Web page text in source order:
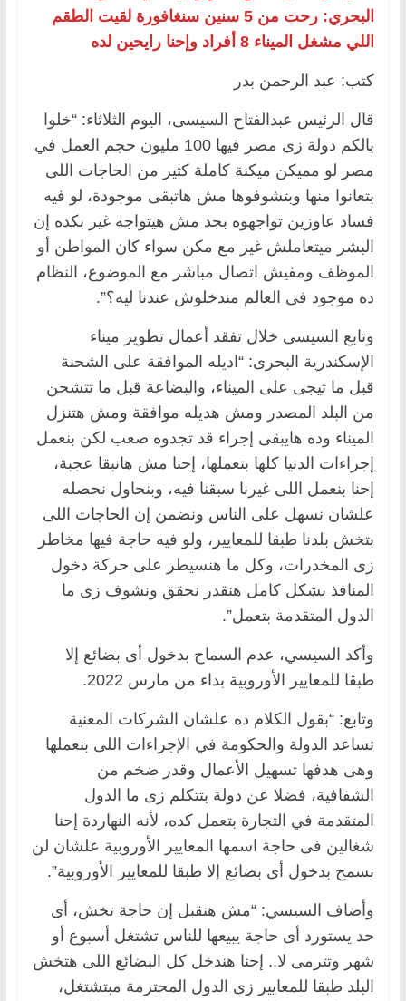
البحري: رحت من 5 سنين سنغافورة لقيت الطقم
اللي مشغل الميناء 8 أفراد وإحنا رايحين لده
كتب: عبد الرحمن بدر
قال الرئيس عبدالفتاح السيسى، اليوم الثلاثاء: “خلوا
بالكم دولة زى مصر فيها 100 مليون حجم العمل في
مصر لو مميكن ميكنة كاملة كتير من الحاجات اللى
بتعانوا منها وبتشوفوها مش هاتبقى موجودة، لو فيه
فساد عاوزين تواجهوه بجد مش هيتواجه غير بكده إن
البشر ميتعاملش غير مع مكن سواء كان المواطن أو
الموظف ومفيش اتصال مباشر مع الموضوع، النظام
ده موجود فى العالم مندخلوش عندنا ليه؟”.
وتابع السيسى خلال تفقد أعمال تطوير ميناء
الإسكندرية البحرى: “اديله الموافقة على الشحنة
قبل ما تيجى على الميناء، والبضاعة قبل ما تتشحن
من البلد المصدر ومش هديله موافقة ومش هتنزل
الميناء وده هايبقى إجراء قد تجدوه صعب لكن بنعمل
إجراءات الدنيا كلها بتعملها، إحنا مش هانبقا عجبة،
إحنا بنعمل اللى غيرنا سبقنا فيه، وبنحاول نحصله
علشان نسهل على الناس ونضمن إن الحاجات اللى
بتخش بلدنا طبقا للمعايير، ولو فيه حاجة فيها مخاطر
زى المخدرات، وكل ما هنسيطر على حركة دخول
المنافذ بشكل كامل هنقدر نحقق ونشوف زى ما
الدول المتقدمة بتعمل”.
وأكد السيسي، عدم السماح بدخول أى بضائع إلا
طبقا للمعايير الأوروبية بداء من مارس 2022.
وتابع: “بقول الكلام ده علشان الشركات المعنية
تساعد الدولة والحكومة في الإجراءات اللى بنعملها
وهى هدفها تسهيل الأعمال وقدر ضخم من
الشفافية، فضلا عن دولة بتتكلم زى ما الدول
المتقدمة في التجارة بتعمل كده، لأنه النهاردة إحنا
شغالين فى حاجة اسمها المعايير الأوروبية علشان لن
نسمح بدخول أى بضائع إلا طبقا للمعايير الأوروبية”.
وأضاف السيسي: “مش هنقبل إن حاجة تخش، أى
حد يستورد أى حاجة يبيعها للناس تشتغل أسبوع أو
شهر وتترمى لا.. إحنا هندخل كل البضائع اللى هتخش
البلد طبقا للمعايير زى الدول المحترمة مبتشتغل،